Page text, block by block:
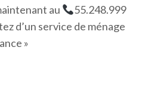
au
55.248.999
d’un service de ménage
»